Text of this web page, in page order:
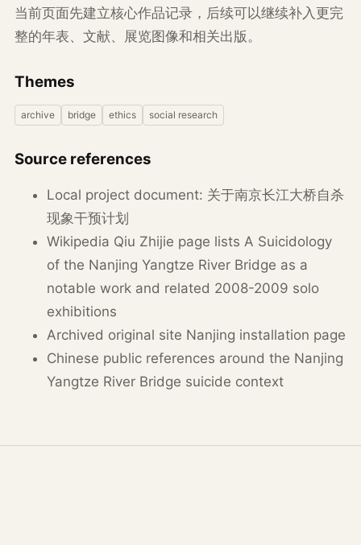
当前页面先建立核心作品记录，后续可以继续补入更完
整的年表、文献、展览图像和相关出版。
Themes
archive bridge ethics social research
Source references
Local project document: 关于南京长江大桥自杀
现象干预计划
Wikipedia Qiu Zhijie page lists A Suicidology
of the Nanjing Yangtze River Bridge as a
notable work and related 2008-2009 solo
exhibitions
Archived original site Nanjing installation page
Chinese public references around the Nanjing
Yangtze River Bridge suicide context